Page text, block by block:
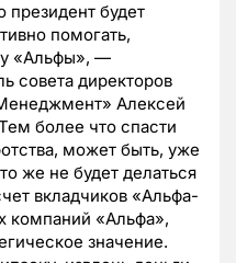
президент будет
помогать,
«Альфы», —
совета директоров
Алексей
более что спасти
может быть, уже
же не будет делаться
вкладчиков «Альфа-
компаний «Альфа»,
значение.